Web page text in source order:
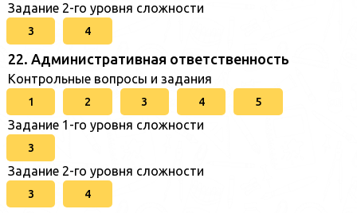
Задание 2-го уровня сложности
3 4
22. Административная ответственность
Контрольные вопросы и задания
1 2 3 4 5
Задание 1-го уровня сложности
3
Задание 2-го уровня сложности
3 4